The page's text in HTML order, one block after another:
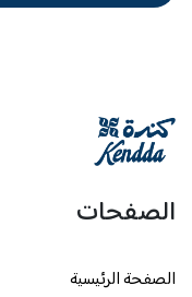
الصفحات
الصفحة الرئيسية